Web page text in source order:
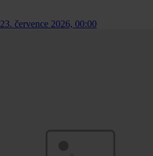
23. července 2026, 00:00